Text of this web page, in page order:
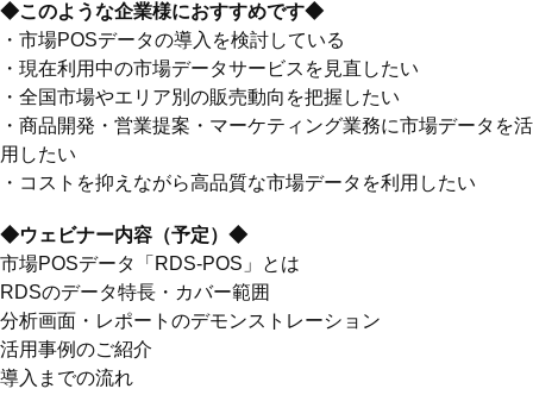
◆このような企業様におすすめです◆
・市場POSデータの導入を検討している
・現在利用中の市場データサービスを見直したい
・全国市場やエリア別の販売動向を把握したい
・商品開発・営業提案・マーケティング業務に市場データを活
用したい
・コストを抑えながら高品質な市場データを利用したい
◆ウェビナー内容（予定）◆
市場POSデータ「RDS-POS」とは
RDSのデータ特長・カバー範囲
分析画面・レポートのデモンストレーション
活用事例のご紹介
導入までの流れ